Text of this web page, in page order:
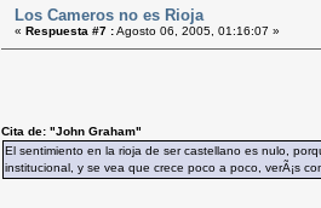
Los Cameros no es Rioja
« Respuesta #7 :Agosto 06, 2005, 01:16:07 »
Cita de: "John Graham"
El sentimiento en la rioja de ser castellano es nulo,
institucional, y se vea que crece poco a poco, verÃ¡s